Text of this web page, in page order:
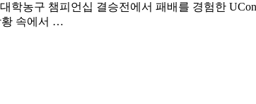
학농구 챔피언십 결승전에서 패배를 경험한
황 속에서 …